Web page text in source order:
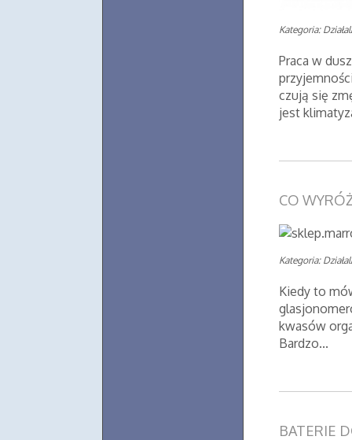
Kategoria:
Praca w
czują się
jest
CO
Kategoria:
Kiedy to
kwasów
Bardzo...
BATERIE